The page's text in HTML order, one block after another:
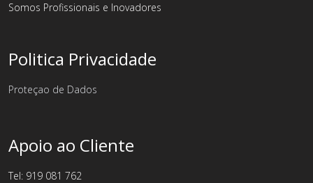
Somos Profissionais e Inovadores
Politica Privacidade
Proteçao de Dados
Apoio ao Cliente
Tel: 919 081 762